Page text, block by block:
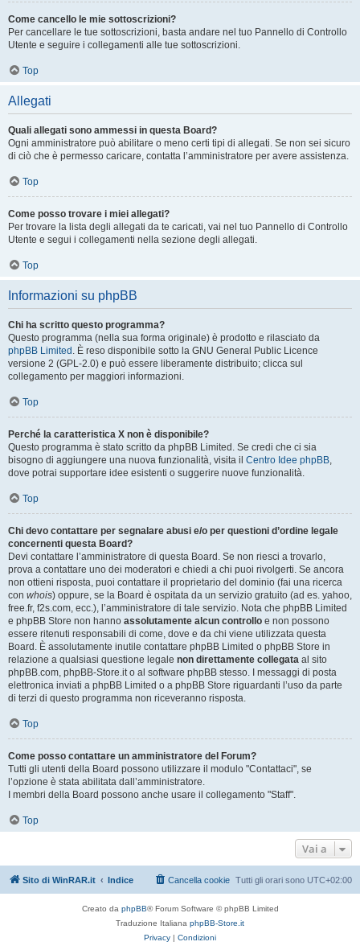
Come cancello le mie sottoscrizioni?
Per cancellare le tue sottoscrizioni, basta andare nel tuo Pannello di Controllo
Utente e seguire i collegamenti alle tue sottoscrizioni.
Top
Allegati
Quali allegati sono ammessi in questa Board?
Ogni amministratore può abilitare o meno certi tipi di allegati. Se non sei sicuro
di ciò che è permesso caricare, contatta l’amministratore per avere assistenza.
Top
Come posso trovare i miei allegati?
Per trovare la lista degli allegati da te caricati, vai nel tuo Pannello di Controllo
Utente e segui i collegamenti nella sezione degli allegati.
Top
Informazioni su phpBB
Chi ha scritto questo programma?
Questo programma (nella sua forma originale) è prodotto e rilasciato da
phpBB Limited . È reso disponibile sotto la GNU General Public Licence
versione 2 (GPL-2.0) e può essere liberamente distribuito; clicca sul
collegamento per maggiori informazioni.
Top
Perché la caratteristica X non è disponibile?
Questo programma è stato scritto da phpBB Limited. Se credi che ci sia
bisogno di aggiungere una nuova funzionalità, visita il Centro Idee phpBB,
dove potrai supportare idee esistenti o suggerire nuove funzionalità.
Top
Chi devo contattare per segnalare abusi e/o per questioni d’ordine legale
concernenti questa Board?
Devi contattare l’amministratore di questa Board. Se non riesci a trovarlo,
prova a contattare uno dei moderatori e chiedi a chi puoi rivolgerti. Se ancora
non ottieni risposta, puoi contattare il proprietario del dominio (fai una ricerca
con whois) oppure, se la Board è ospitata da un servizio gratuito (ad es. yahoo,
free.fr, f2s.com, ecc.), l’amministratore di tale servizio. Nota che phpBB Limited
e phpBB Store non hanno assolutamente alcun controllo e non possono
essere ritenuti responsabili di come, dove e da chi viene utilizzata questa
Board. È assolutamente inutile contattare phpBB Limited o phpBB Store in
relazione a qualsiasi questione legale non direttamente collegata al sito
phpBB.com, phpBB-Store.it o al software phpBB stesso. I messaggi di posta
elettronica inviati a phpBB Limited o a phpBB Store riguardanti l’uso da parte
di terzi di questo programma non riceveranno risposta.
Top
Come posso contattare un amministratore del Forum?
Tutti gli utenti della Board possono utilizzare il modulo "Contattaci", se
l’opzione è stata abilitata dall’amministratore.
I membri della Board possono anche usare il collegamento "Staff".
Top
Vai a
Sito di WinRAR.it Indice Tutti gli orari sono UTC+02:00
Cancella cookie
Creato da phpBB® Forum Software © phpBB Limited
Traduzione Italiana phpBB-Store.it
Privacy | Condizioni